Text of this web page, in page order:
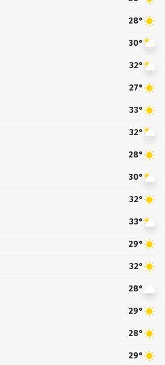
28°
30°
32°
27°
33°
32°
28°
30°
32°
33°
29°
32°
28°
29°
28°
29°